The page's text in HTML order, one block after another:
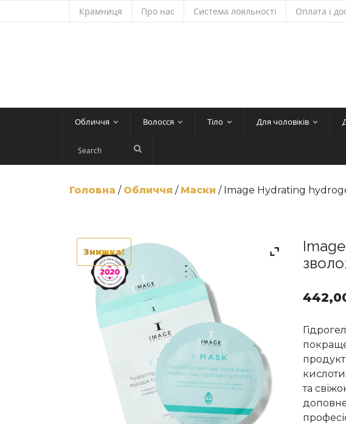
Крамниця Про нас Система лояльності Оплата і
Обличчя Волосся Тіло Для чоловіків
Головна / Обличчя / Маски / Image Hydrating
Знижка!
продукт
та